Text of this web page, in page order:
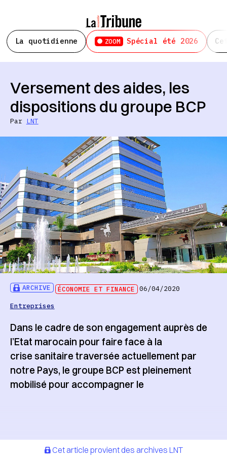
La quotidienne ZOOM Spécial été 2026
ARCHIVE ÉCONOMIE ET FINANCE 06/04/2020
Entreprises
Versement des aides, les
dispositions du groupe BCP
Par LNT
Dans le cadre de son engagement auprès de
l’Etat marocain pour faire face à la
crise sanitaire traversée actuellement par
notre Pays, le groupe BCP est pleinement
mobilisé pour accompagner le
Cet article provient des archives LNT